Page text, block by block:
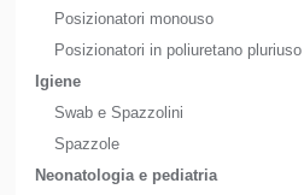
Posizionatori monouso
Posizionatori in poliuretano pluriuso
Igiene
Swab e Spazzolini
Spazzole
Neonatologia e pediatria